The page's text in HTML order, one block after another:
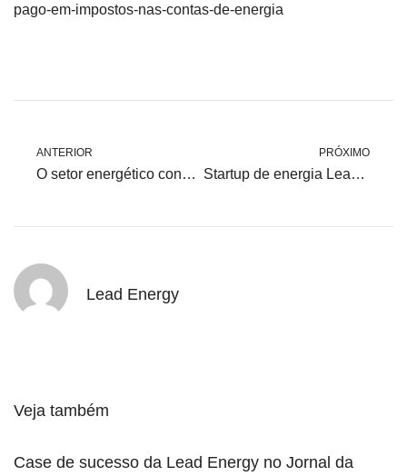
pago-em-impostos-nas-contas-de-energia
ANTERIOR
O setor energético conseguirá suprir as necessidades dos carros elétricos?
PRÓXIMO
Startup de energia Lead busca aporte para criar novos serviços
Lead Energy
Veja também
Case de sucesso da Lead Energy no Jornal da